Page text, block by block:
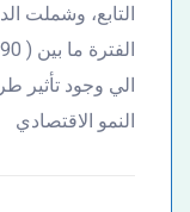
التابع، وشملت
الي وجود تأثير
النمو الاقتصادي